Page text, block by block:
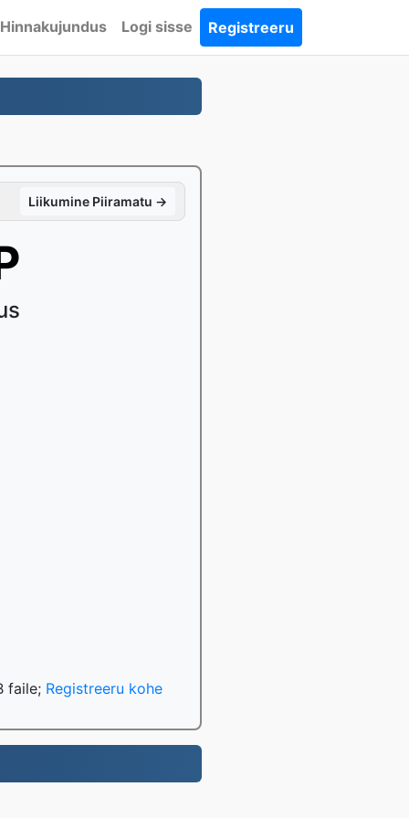
Hinnakujundus Logi sisse Registreeru
Liikumine Piiramatu →
faile; Registreeru kohe